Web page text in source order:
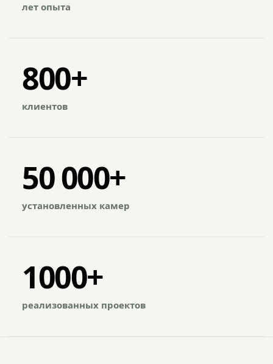
лет опыта
800+
клиентов
50 000+
установленных камер
1000+
реализованных проектов